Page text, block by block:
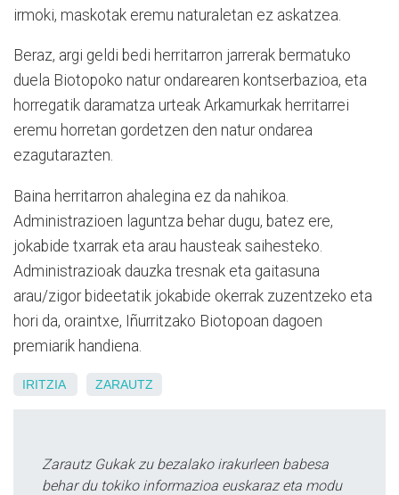
irmoki, maskotak eremu naturaletan ez askatzea.
Beraz, argi geldi bedi herritarron jarrerak bermatuko
duela Biotopoko natur ondarearen kontserbazioa, eta
horregatik daramatza urteak Arkamurkak herritarrei
eremu horretan gordetzen den natur ondarea
ezagutarazten.
Baina herritarron ahalegina ez da nahikoa.
Administrazioen laguntza behar dugu, batez ere,
jokabide txarrak eta arau hausteak saihesteko.
Administrazioak dauzka tresnak eta gaitasuna
arau/zigor bideetatik jokabide okerrak zuzentzeko eta
hori da, oraintxe, Iñurritzako Biotopoan dagoen
premiarik handiena.
IRITZIA ZARAUTZ
Zarautz Gukak zu bezalako irakurleen babesa
behar du tokiko informazioa euskaraz eta modu